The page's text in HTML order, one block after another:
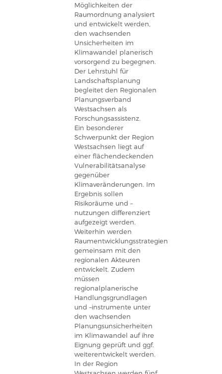
Möglichkeiten der
Raumordnung analysiert
und entwickelt werden,
den wachsenden
Unsicherheiten im
Klimawandel planerisch
vorsorgend zu begegnen.
Der Lehrstuhl für
Landschaftsplanung
begleitet den Regionalen
Planungsverband
Westsachsen als
Forschungsassistenz.
Ein besonderer
Schwerpunkt der Region
Westsachsen liegt auf
einer flächendeckenden
Vulnerabilitätsanalyse
gegenüber
Klimaveränderungen. Im
Ergebnis sollen
Risikoräume und –
nutzungen differenziert
aufgezeigt werden.
Weiterhin werden
Raumentwicklungsstrategien
gemeinsam mit den
regionalen Akteuren
entwickelt. Zudem
müssen
regionalplanerische
Handlungsgrundlagen
und –instrumente unter
den wachsenden
Planungsunsicherheiten
im Klimawandel auf ihre
Eignung geprüft und ggf.
weiterentwickelt werden.
In der Region